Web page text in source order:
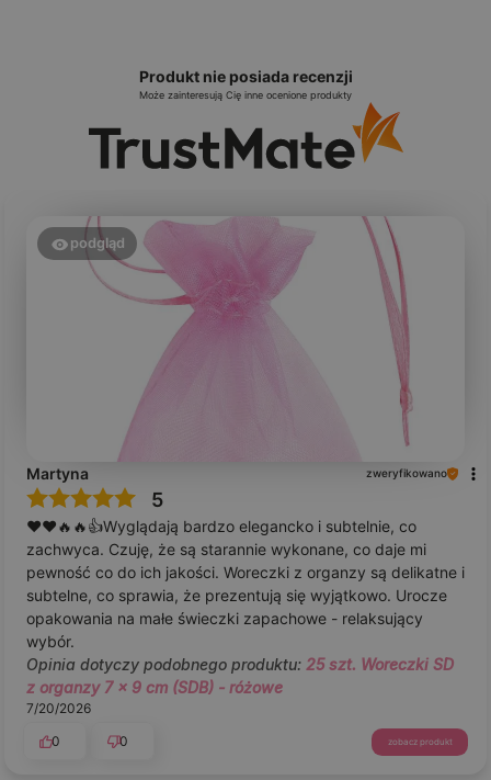
Produkt nie posiada recenzji
Może zainteresują Cię inne ocenione produkty
podgląd
Martyna zweryfikowano
5
❤️❤️🔥🔥👍️Wyglądają bardzo elegancko i subtelnie, co
zachwyca. Czuję, że są starannie wykonane, co daje mi
pewność co do ich jakości. Woreczki z organzy są delikatne i
subtelne, co sprawia, że prezentują się wyjątkowo. Urocze
opakowania na małe świeczki zapachowe - relaksujący
wybór.
Opinia dotyczy podobnego produktu: 25 szt. Woreczki SD
z organzy 7 x 9 cm (SDB) - różowe
7/20/2026
0
0 zobacz produkt